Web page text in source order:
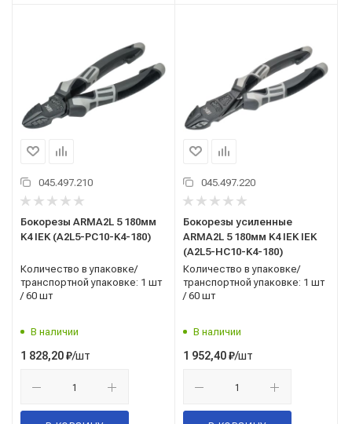
045.497.210
Бокорезы ARMA2L 5 180мм
K4 IEK (A2L5-PC10-K4-180)
Количество в упаковке/
транспортной упаковке: 1 шт
/ 60 шт
В наличии
1 828,20₽/шт
045.497.220
Бокорезы усиленные
ARMA2L 5 180мм K4 IEK IEK
(A2L5-HC10-K4-180)
Количество в упаковке/
транспортной упаковке: 1 шт
/ 60 шт
В наличии
1 952,40₽/шт